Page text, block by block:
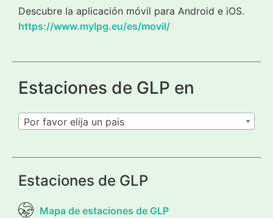
Descubre la aplicación móvil para Android e iOS.
https://www.mylpg.eu/es/movil/
Estaciones de GLP en
Por favor elija un pais
Estaciones de GLP
Mapa de estaciones de GLP